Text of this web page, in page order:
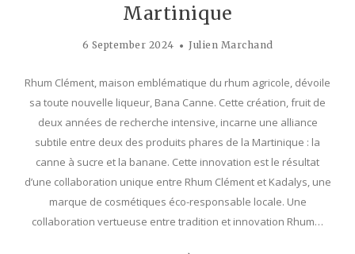
Martinique
6 September 2024 Julien Marchand
Rhum Clément, maison emblématique du rhum agricole, dévoile
sa toute nouvelle liqueur, Bana Canne. Cette création, fruit de
deux années de recherche intensive, incarne une alliance
subtile entre deux des produits phares de la Martinique : la
canne à sucre et la banane. Cette innovation est le résultat
d’une collaboration unique entre Rhum Clément et Kadalys, une
marque de cosmétiques éco-responsable locale. Une
collaboration vertueuse entre tradition et innovation Rhum…